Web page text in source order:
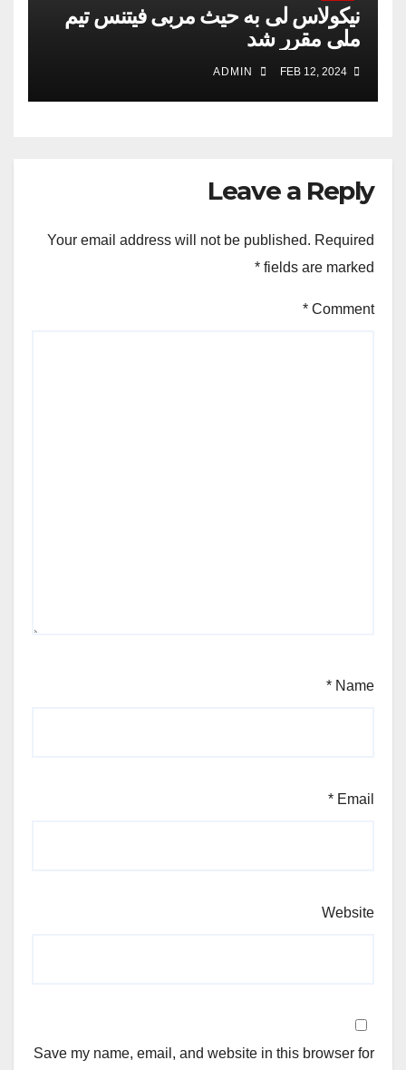
نیکولاس لی به حیث مربی فیتنس تیم
ملی مقرر شد
Leave a Reply
Your email address will not be published. Required
fields are marked
*
Comment
*
Name
*
Email
*
Website
Save my name, email, and website in this browser for